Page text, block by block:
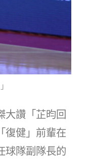
大讚「芷昀回
復健」前輩在
球隊副隊長的